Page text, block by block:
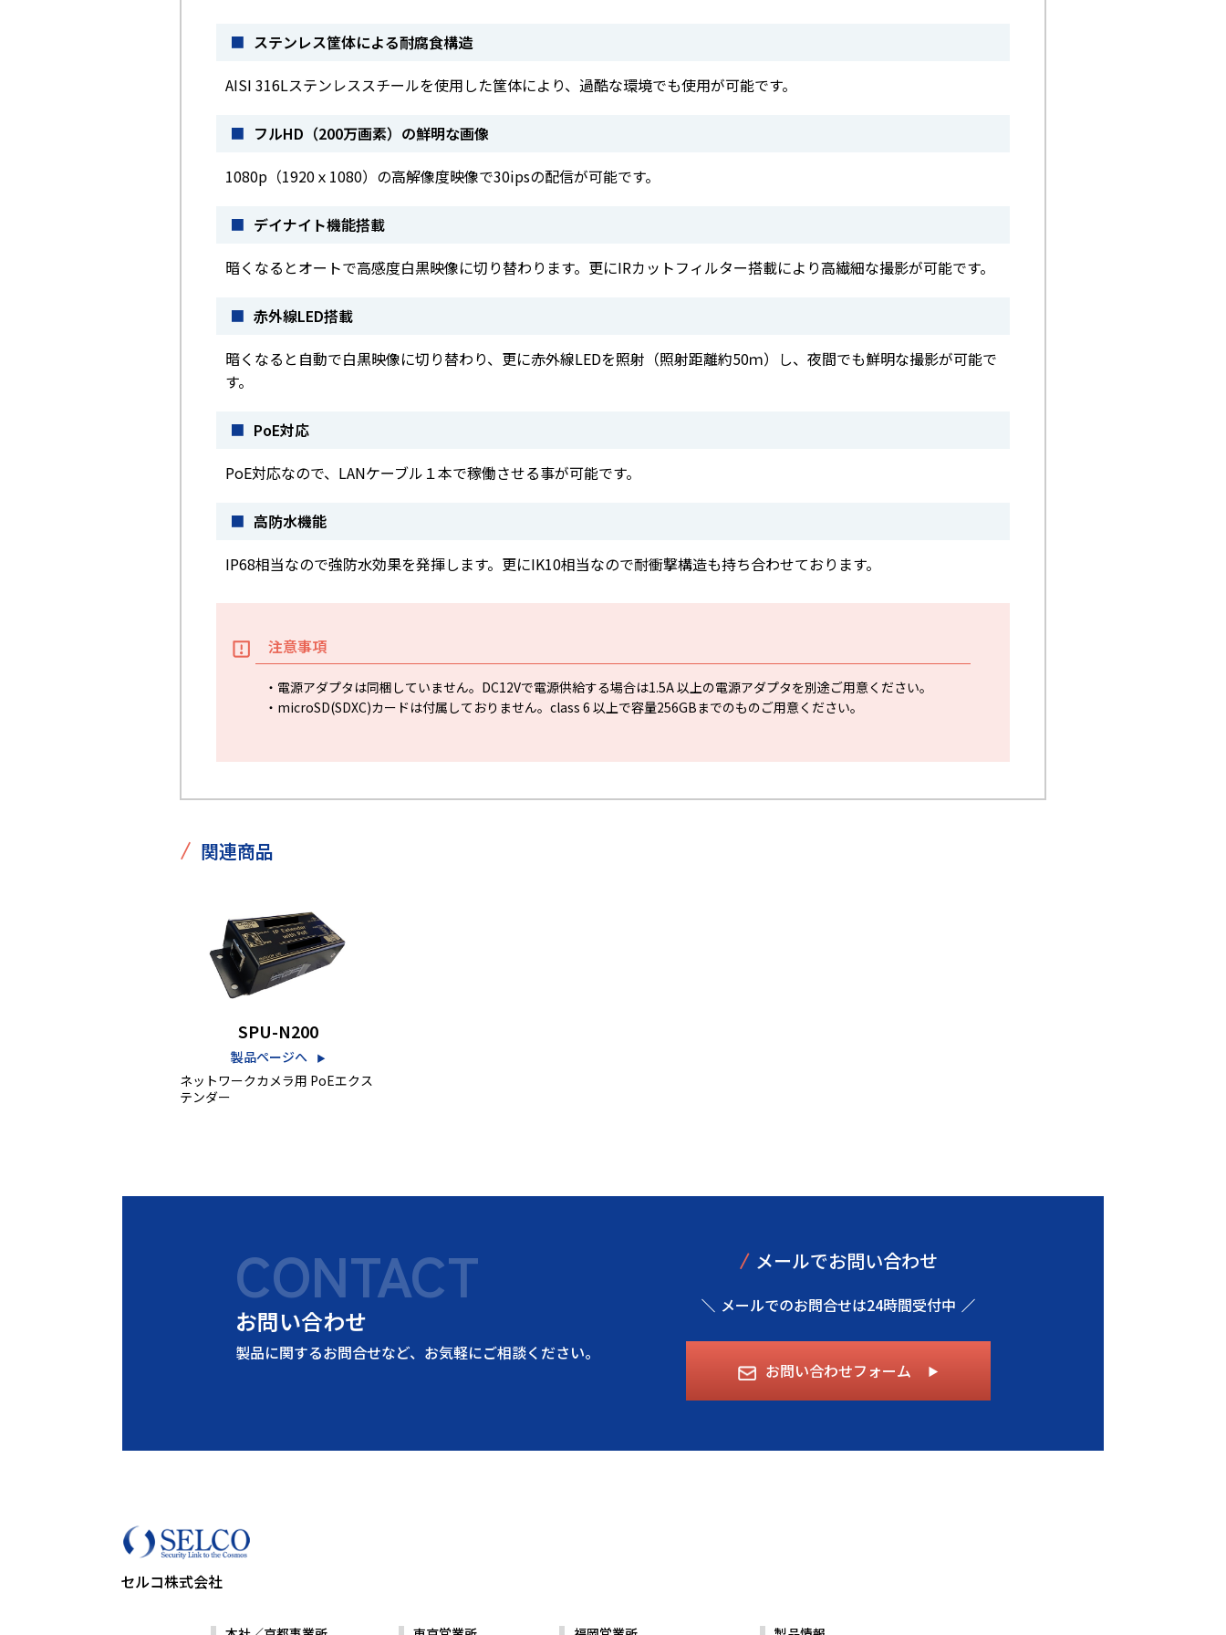
■ ステンレス筐体による耐腐食構造
AISI 316Lステンレススチールを使用した筐体により、過酷な環境でも使用が可能です。
■ フルHD（200万画素）の鮮明な画像
1080p（1920ｘ1080）の高解像度映像で30ipsの配信が可能です。
■ デイナイト機能搭載
暗くなるとオートで高感度白黒映像に切り替わります。更にIRカットフィルター搭載により高繊細な撮影が可能です。
■ 赤外線LED搭載
暗くなると自動で白黒映像に切り替わり、更に赤外線LEDを照射（照射距離約50ｍ）し、夜間でも鮮明な撮影が可能で
す。
■ PoE対応
PoE対応なので、LANケーブル１本で稼働させる事が可能です。
■ 高防水機能
IP68相当なので強防水効果を発揮します。更にIK10相当なので耐衝撃構造も持ち合わせております。
注意事項
・電源アダプタは同梱していません。DC12Vで電源供給する場合は1.5A 以上の電源アダプタを別途ご用意ください。
・microSD(SDXC)カードは付属しておりません。class 6 以上で容量256GBまでのものご用意ください。
/ 関連商品
SPU-N200
製品ページへ ▶︎
ネットワークカメラ用 PoEエクス
テンダー
CONTACT
お問い合わせ
製品に関するお問合せなど、 お気軽にご相談ください。
/ メールでお問い合わせ
メールでのお問合せは24時間受付中
お問い合わせフォーム ▶︎
セルコ株式会社